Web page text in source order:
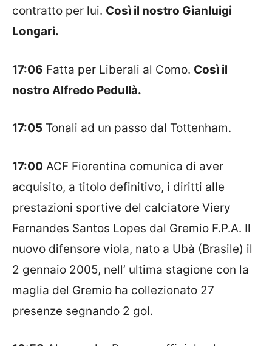
contratto per lui. Così il nostro Gianluigi
Longari.
17:06 Fatta per Liberali al Como. Così il
nostro Alfredo Pedullà.
17:05 Tonali ad un passo dal Tottenham.
17:00 ACF Fiorentina comunica di aver
acquisito, a titolo definitivo, i diritti alle
prestazioni sportive del calciatore Viery
Fernandes Santos Lopes dal Gremio F.P.A. Il
nuovo difensore viola, nato a Ubà (Brasile) il
2 gennaio 2005, nell’ ultima stagione con la
maglia del Gremio ha collezionato 27
presenze segnando 2 gol.